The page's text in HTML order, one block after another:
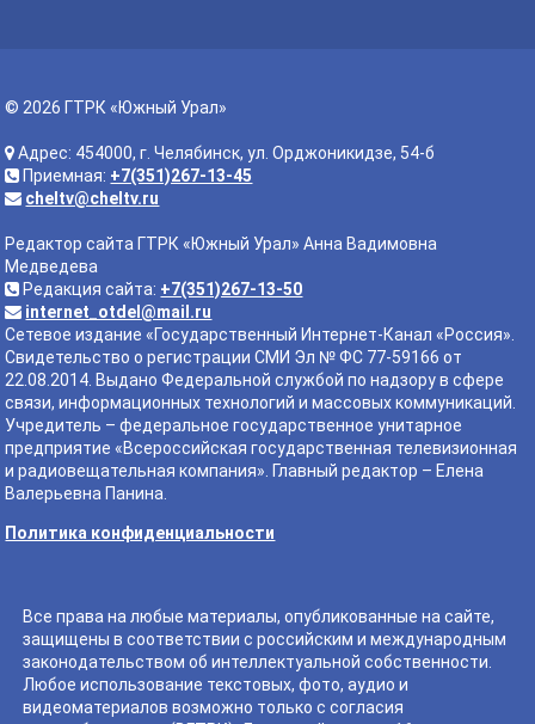
© 2026 ГТРК «Южный Урал»
Адрес: 454000, г. Челябинск, ул. Орджоникидзе, 54-б
Приемная: +7(351)267-13-45
cheltv@cheltv.ru
Редактор сайта ГТРК «Южный Урал» Анна Вадимовна
Медведева
Редакция сайта: +7(351)267-13-50
internet_otdel@mail.ru
Сетевое издание «Государственный Интернет-Канал «Россия».
Свидетельство о регистрации СМИ Эл № ФС 77-59166 от
22.08.2014. Выдано Федеральной службой по надзору в сфере
связи, информационных технологий и массовых коммуникаций.
Учредитель – федеральное государственное унитарное
предприятие «Всероссийская государственная телевизионная
и радиовещательная компания». Главный редактор – Елена
Валерьевна Панина.
Политика конфиденциальности
Все права на любые материалы, опубликованные на сайте,
защищены в соответствии с российским и международным
законодательством об интеллектуальной собственности.
Любое использование текстовых, фото, аудио и
видеоматериалов возможно только с согласия